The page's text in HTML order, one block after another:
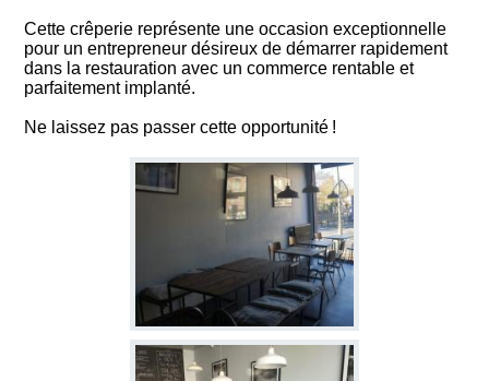
Cette crêperie représente une occasion exceptionnelle
pour un entrepreneur désireux de démarrer rapidement
dans la restauration avec un commerce rentable et
parfaitement implanté.
Ne laissez pas passer cette opportunité !